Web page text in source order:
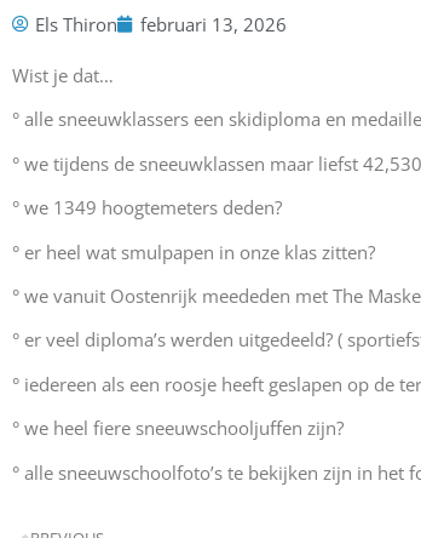
Els Thiron februari 13, 2026
Wist je dat…
° alle sneeuwklassers een skidiploma en
° we tijdens de sneeuwklassen maar liefst
° we 1349 hoogtemeters deden?
° er heel wat smulpapen in onze klas zitten?
° we vanuit Oostenrijk meededen met The
° er veel diploma’s werden uitgedeeld? (
° iedereen als een roosje heeft geslapen op de
° we heel fiere sneeuwschooljuffen zijn?
° alle sneeuwschoolfoto’s te bekijken zijn in het